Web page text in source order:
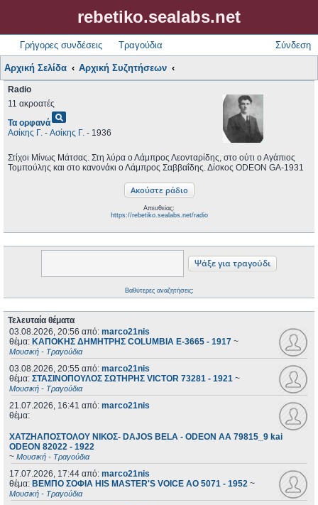
rebetiko.sealabs.net
Γρήγορες συνδέσεις Τραγούδια Σύνδεση
Αρχική Σελίδα Αρχική Συζητήσεων
Radio
11 ακροατές
Τα ορφανάpageview
Ασίκης Γ. - Ασίκης Γ. - 1936
Στίχοι Μίνως Μάτσας. Στη λύρα ο Λάμπρος Λεονταρίδης, στο ούτι ο Αγάπιος
Τομπούλης και στο κανονάκι ο Λάμπρος Σαββαΐδης. Δίσκος ODEON GA-1931
Απευθείας:
https://rebetiko.sealabs.net/radio
Βαθύτερες αναζητήσεις;
Τελευταία θέματα
03.08.2026, 20:56 από: marco21nis
θέμα: ΚΑΠΟΚΗΣ ΔΗΜΗΤΡΗΣ COLUMBIA E-3665 - 1917 ~
Μουσική - Τραγούδια
03.08.2026, 20:55 από: marco21nis
θέμα: ΣΤΑΣΙΝΟΠΟΥΛΟΣ ΣΩΤΗΡΗΣ VICTOR 73281 - 1921 ~
Μουσική - Τραγούδια
21.07.2026, 16:41 από: marco21nis
θέμα:
ΧΑΤΖΗΑΠΟΣΤΟΛΟΥ ΝΙΚΟΣ- DAJOS BELA - ODEON AA 79815_9 kai
ODEON 82022 - 1922
~ Μουσική - Τραγούδια
17.07.2026, 17:44 από: marco21nis
θέμα: ΒΕΜΠΟ ΣΟΦΙΑ HIS MASTER'S VOICE AO 5071 - 1952 ~
Μουσική - Τραγούδια